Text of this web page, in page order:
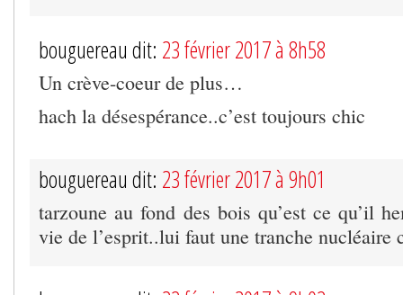
bouguereau dit: 23 février 2017 à 8h58
Un crève-coeur de plus…
hach la désespérance..c’est toujours chic
bouguereau dit: 23 février 2017 à 9h01
tarzoune au fond des bois qu’est ce qu’il
vie de l’esprit..lui faut une tranche nucléaire